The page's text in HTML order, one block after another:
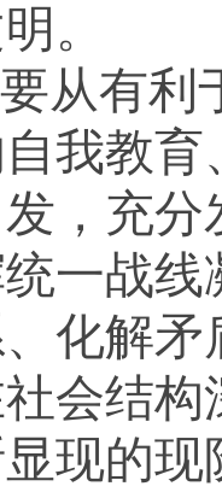
。
要从有
我教
，充
一战
化解
会结
现的